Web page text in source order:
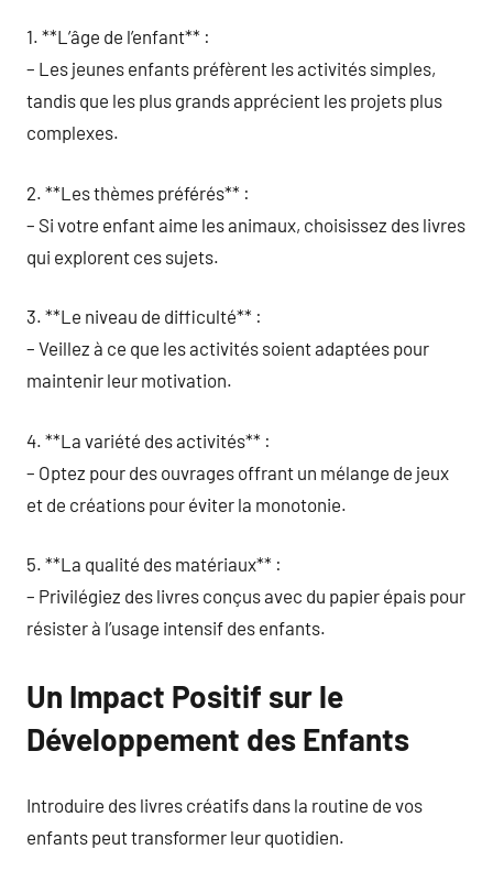
1. **L’âge de l’enfant** :
– Les jeunes enfants préfèrent les activités simples,
tandis que les plus grands apprécient les projets plus
complexes.
2. **Les thèmes préférés** :
– Si votre enfant aime les animaux, choisissez des livres
qui explorent ces sujets.
3. **Le niveau de difficulté** :
– Veillez à ce que les activités soient adaptées pour
maintenir leur motivation.
4. **La variété des activités** :
– Optez pour des ouvrages offrant un mélange de jeux
et de créations pour éviter la monotonie.
5. **La qualité des matériaux** :
– Privilégiez des livres conçus avec du papier épais pour
résister à l’usage intensif des enfants.
Un Impact Positif sur le
Développement des Enfants
Introduire des livres créatifs dans la routine de vos
enfants peut transformer leur quotidien.